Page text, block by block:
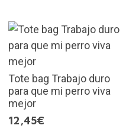
Tote bag Trabajo duro
para que mi perro viva
mejor
12,45€